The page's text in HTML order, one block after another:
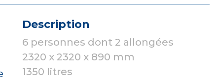
Description
6 personnes dont 2 allongées
2320 x 2320 x 890 mm
1350 litres